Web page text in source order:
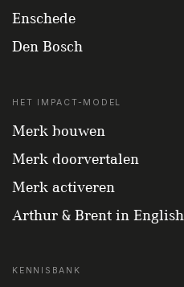
Enschede
Den Bosch
HET IMPACT-MODEL
Merk bouwen
Merk doorvertalen
Merk activeren
Arthur & Brent in English
KENNISBANK